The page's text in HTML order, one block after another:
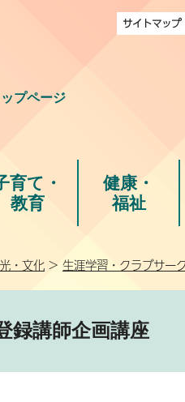
ップページ
サイトマップ
育て・
教育
健康・
福祉
・文化 > 生涯学習・クラブサー
録講師企画講座